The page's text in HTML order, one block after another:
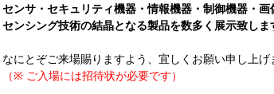
センサ・セキュリティ機器・情報機器・制御機器・画
センシング技術の結晶となる製品を数多く展示致しま
なにとぞご来場賜りますよう、宜しくお願い申し上げ
（※ ご入場には招待状が必要です）